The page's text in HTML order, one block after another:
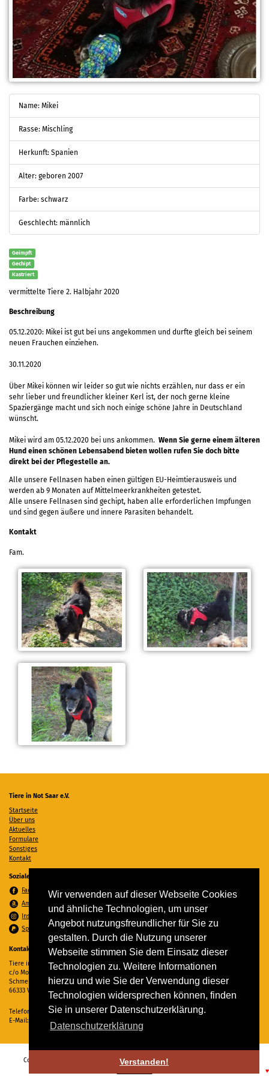
Wir verwenden auf dieser Webseite Cookies
und ähnliche Technologien, um unser
Angebot nutzungsfreundlicher für Sie zu
gestalten. Durch die Nutzung unserer
Webseite stimmen Sie dem Einsatz dieser
Technologien zu. Weitere Informationen
hierzu und wie Sie der Verwendung dieser
Technologien widersprechen können, finden
Sie in unserer Datenschutzerklärung.
Datenschutzerklärung
Verstanden!
Name: Mikei
Rasse: Mischling
Herkunft: Spanien
Alter: geboren 2007
Farbe: schwarz
Geschlecht: männlich
Geimpft
Gechipt
Kastriert
vermittelte Tiere 2. Halbjahr 2020
Beschreibung
05.12.2020: Mikei ist gut bei uns angekommen und durfte gleich bei seinem
neuen Frauchen einziehen.
30.11.2020
Über Mikei können wir leider so gut wie nichts erzählen, nur dass er ein
sehr lieber und freundlicher kleiner Kerl ist, der noch gerne kleine
Spaziergänge macht und sich noch einige schöne Jahre in Deutschland
wünscht.
Mikei wird am 05.12.2020 bei uns ankommen. Wenn Sie gerne einem älteren
Hund einen schönen Lebensabend bieten wollen rufen Sie doch bitte
direkt bei der Pflegestelle an.
Alle unsere Fellnasen haben einen gültigen EU-Heimtierausweis und
werden ab 9 Monaten auf Mittelmeerkrankheiten getestet.
Alle unsere Fellnasen sind gechipt, haben alle erforderlichen Impfungen
und sind gegen äußere und innere Parasiten behandelt.
Kontakt
Fam.
Tiere in Not Saar e.V.
Startseite
Über uns
Aktuelles
Formulare
Sonstiges
Kontakt
Soziale Medien
Facebook
Amazon Wunschzettel
Instagram
Spenden per PayPal
Kontakt
Tiere in Not Saar e.V.
c/o Monika Ewen
Schmelzer Straße 22
66333 Völklingen
Telefon:
06898 294862
E-Mail:
info@tiere-in-not-saar.de
Copyright © 2026 Tiere in Not Saar e.V. Alle Rechte vorbehalten. -
♥